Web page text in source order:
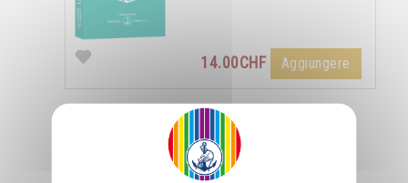
14.00CHF Aggiungere
Nutrirsi di luce